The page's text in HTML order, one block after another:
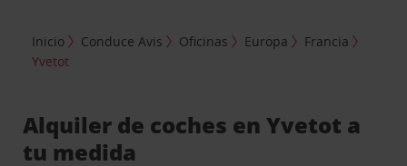
Inicio Conduce Avis Oficinas Europa
Francia
Yvetot
Alquiler de coches en Yvetot a
tu medida